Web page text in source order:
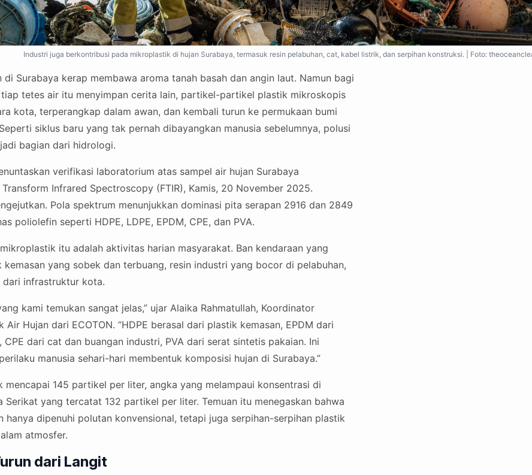
Industri juga berkontribusi pada mikroplastik di hujan Surabaya, termasuk resin pelabuhan, cat, kabel listrik, dan serpihan konstruksi. | Foto:
di Surabaya kerap membawa aroma tanah basah dan angin laut. Namun bagi
tiap tetes air itu menyimpan cerita lain, partikel-partikel plastik mikroskopis
kota, terperangkap dalam awan, dan kembali turun ke permukaan bumi
siklus baru yang tak pernah dibayangkan manusia sebelumnya, polusi
bagian dari hidrologi.
verifikasi laboratorium atas sampel air hujan Surabaya
Infrared Spectroscopy (FTIR), Kamis, 20 November 2025.
Pola spektrum menunjukkan dominasi pita serapan 2916 dan 2849
poliolefin seperti HDPE, LDPE, EPDM, CPE, dan PVA.
itu adalah aktivitas harian masyarakat. Ban kendaraan yang
yang sobek dan terbuang, resin industri yang bocor di pelabuhan,
dari infrastruktur kota.
kami temukan sangat jelas,” ujar Alaika Rahmatullah, Koordinator
Air Hujan dari ECOTON. “HDPE berasal dari plastik kemasan, EPDM dari
CPE dari cat dan buangan industri, PVA dari serat sintetis pakaian. Ini
manusia sehari-hari membentuk komposisi hujan di Surabaya.”
mencapai 145 partikel per liter, angka yang melampaui konsentrasi di
Serikat yang tercatat 132 partikel per liter. Temuan itu menegaskan bahwa
hanya dipenuhi polutan konvensional, tetapi juga serpihan-serpihan plastik
atmosfer.
dari Langit